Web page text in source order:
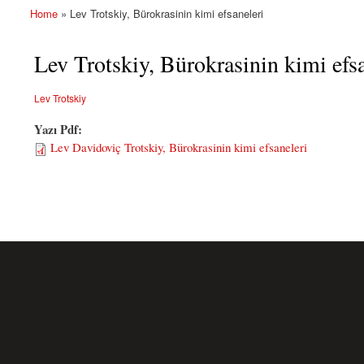
You are here
Home » Lev Trotskiy, Bürokrasinin kimi efsaneleri
Lev Trotskiy, Bürokrasinin kimi
Lev Trotskiy
Yazı Pdf:
Lev Davidoviç Trotskiy, Bürokrasinin kimi efsaneleri